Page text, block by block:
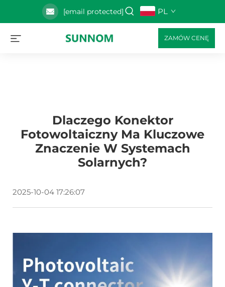
[email protected] PL
ZAMÓW CENĘ
Dlaczego Konektor
Fotowoltaiczny Ma Kluczowe
Znaczenie W Systemach
Solarnych?
2025-10-04 17:26:07